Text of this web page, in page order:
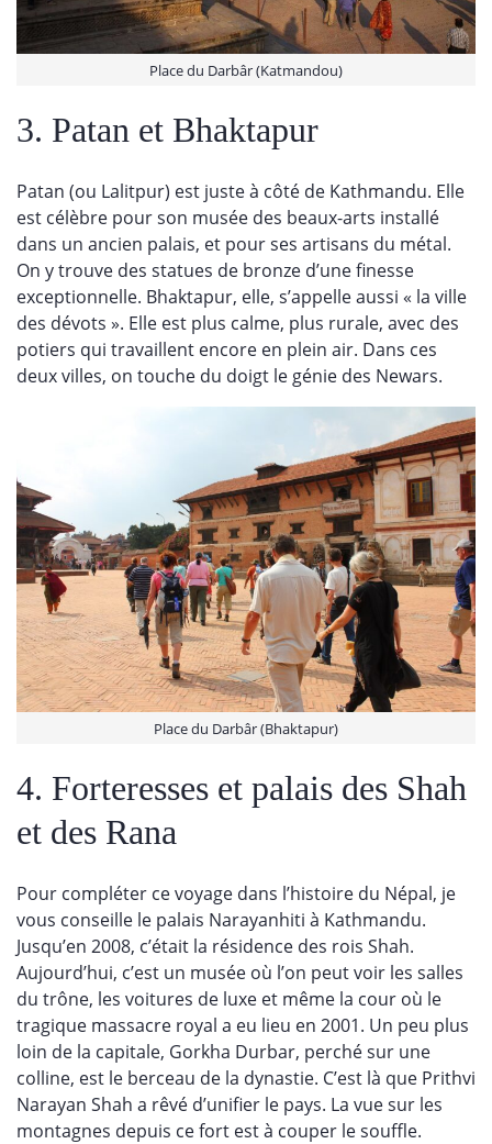
Place du Darbâr (Katmandou)
3. Patan et Bhaktapur
Patan (ou Lalitpur) est juste à côté de Kathmandu. Elle
est célèbre pour son musée des beaux-arts installé
dans un ancien palais, et pour ses artisans du métal.
On y trouve des statues de bronze d’une finesse
exceptionnelle. Bhaktapur, elle, s’appelle aussi « la ville
des dévots ». Elle est plus calme, plus rurale, avec des
potiers qui travaillent encore en plein air. Dans ces
deux villes, on touche du doigt le génie des Newars.
Place du Darbâr (Bhaktapur)
4. Forteresses et palais des Shah
et des Rana
Pour compléter ce voyage dans l’histoire du Népal, je
vous conseille le palais Narayanhiti à Kathmandu.
Jusqu’en 2008, c’était la résidence des rois Shah.
Aujourd’hui, c’est un musée où l’on peut voir les salles
du trône, les voitures de luxe et même la cour où le
tragique massacre royal a eu lieu en 2001. Un peu plus
loin de la capitale, Gorkha Durbar, perché sur une
colline, est le berceau de la dynastie. C’est là que Prithvi
Narayan Shah a rêvé d’unifier le pays. La vue sur les
montagnes depuis ce fort est à couper le souffle.